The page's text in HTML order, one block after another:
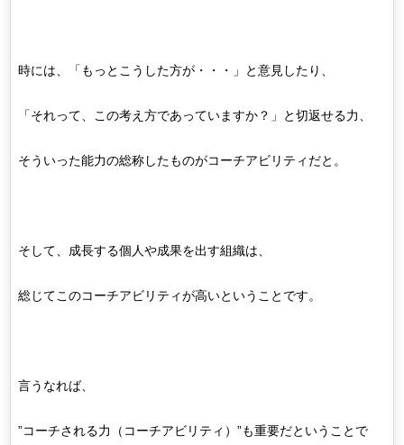
時には、「もっとこうした方が・・・」と意見したり、
「それって、この考え方であっていますか？」と切返せる力、
そういった能力の総称したものがコーチアビリティだと。
そして、成長する個人や成果を出す組織は、
総じてこのコーチアビリティが高いということです。
言うなれば、
”コーチされる力（コーチアビリティ）”も重要だということで